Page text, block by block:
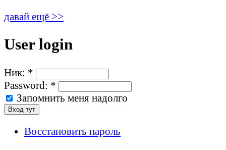
давай ещё >>
User login
Ник: *
Password: *
Запомнить меня надолго
Восстановить пароль